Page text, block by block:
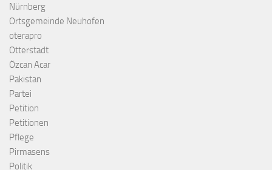
Nürnberg
Ortsgemeinde Neuhofen
oterapro
Otterstadt
Özcan Acar
Pakistan
Partei
Petition
Petitionen
Pflege
Pirmasens
Politik